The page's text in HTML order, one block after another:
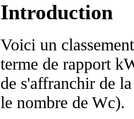
Introduction
Voici un
terme de rapport
de s'affranchir de
le nombre de Wc).